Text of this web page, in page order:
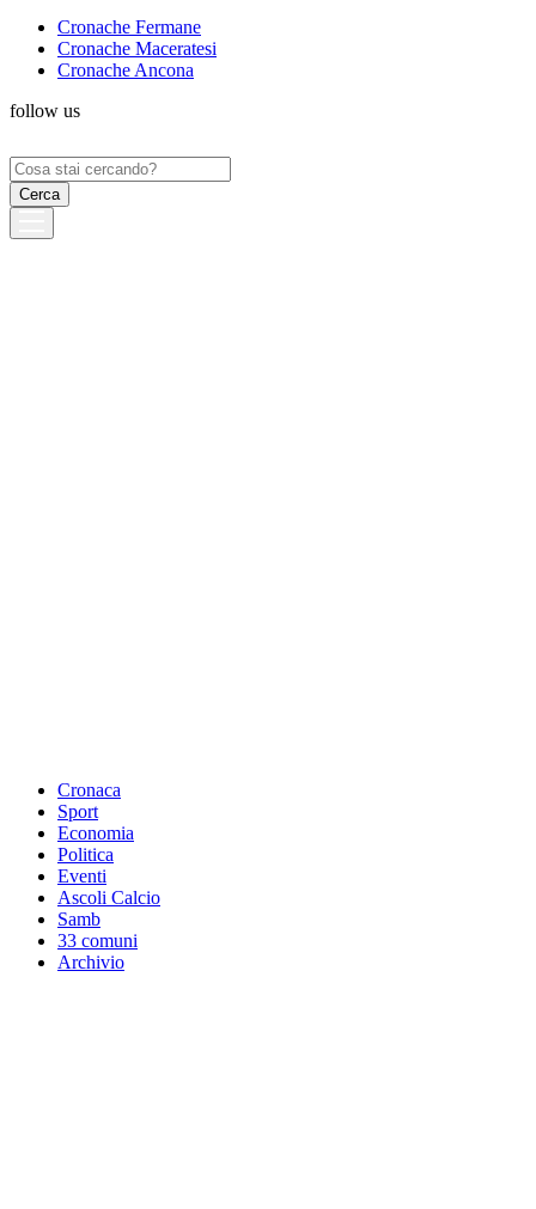
Cronache Fermane
Cronache Maceratesi
Cronache Ancona
follow us
Ricerca
per:
Cronaca
Sport
Economia
Politica
Eventi
Ascoli Calcio
Samb
33 comuni
Archivio